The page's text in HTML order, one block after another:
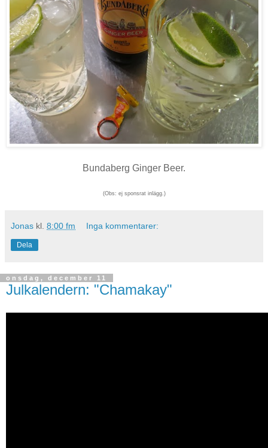
Bundaberg Ginger Beer.
(Obs: ej sponsrat inlägg.)
Jonas kl. 8:00 fm Inga kommentarer:
Dela
onsdag, december 11
Julkalendern: "Chamakay"